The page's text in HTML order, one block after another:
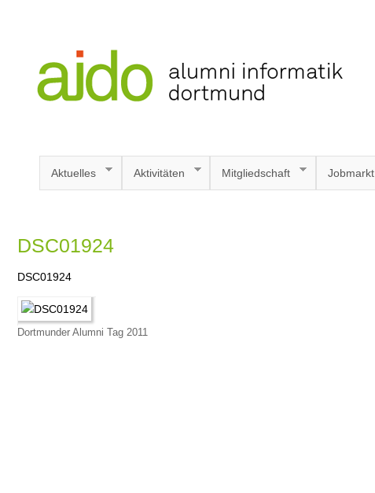
Aktuelles Aktivitäten Mitgliedschaft Jobmarkt
DSC01924
DSC01924
Dortmunder Alumni Tag 2011